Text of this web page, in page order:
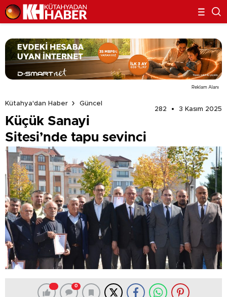
Reklam Alanı
Kütahya'dan Haber
Güncel
282
3 Kasım 2025
Küçük Sanayi
Sitesi’nde tapu sevinci
0